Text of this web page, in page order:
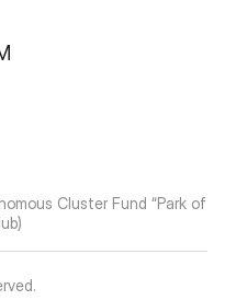
Cluster Fund “Park of
.